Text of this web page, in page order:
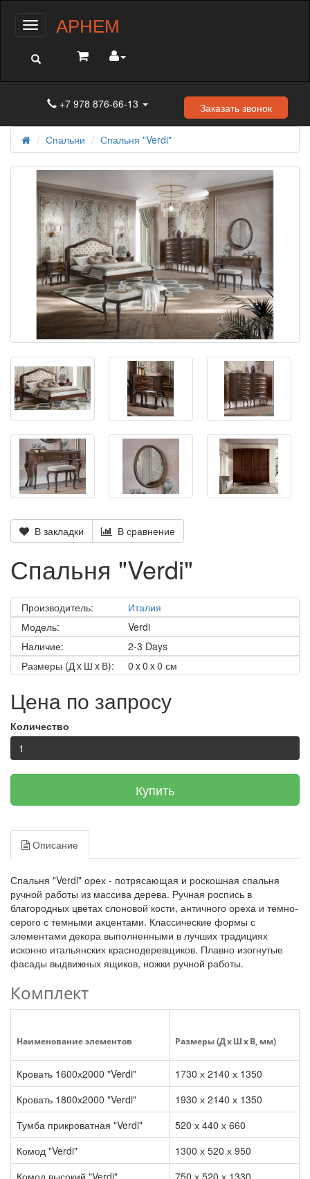
МенюАРНЕМ
+7 978 876-66-13 Заказать звонок
Спальни Спальня "Verdi"
В закладки В сравнение
Спальня "Verdi"
Производитель:
Италия
Модель:
Verdi
Наличие:
2-3 Days
Размеры (Д x Ш x В):
0 x 0 x 0 см
Цена по запросу
Количество
Купить
Описание
Спальня "Verdi" орех - потрясающая и роскошная спальня
ручной работы из массива дерева. Ручная роспись в
благородных цветах слоновой кости, античного ореха и темно-
серого с темными акцентами. Классические формы с
элементами декора выполненными в лучших традициях
исконно итальянских краснодеревщиков. Плавно изогнутые
фасады выдвижных ящиков, ножки ручной работы.
Комплект
Наименование элементов Размеры (Д x Ш x В, мм)
Кровать 1600х2000 "Verdi"
1730 х 2140 х 1350
Кровать 1800х2000 "Verdi"
1930 х 2140 х 1350
Тумба прикроватная "Verdi"
520 х 440 х 660
Комод "Verdi"
1300 х 520 х 950
Комод высокий "Verdi"
750 х 520 х 1330